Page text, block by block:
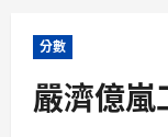
分數
嚴濟億嵐